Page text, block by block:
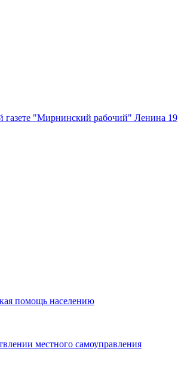
газете "Мирнинский рабочий" Ленина 19
помощь населению
местного самоуправления